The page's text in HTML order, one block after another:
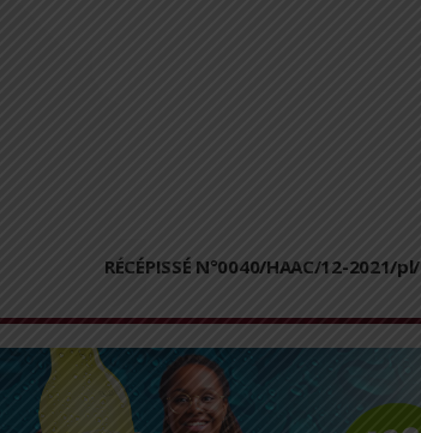
RÉCÉPISSÉ N°0040/HAAC/12-2021/